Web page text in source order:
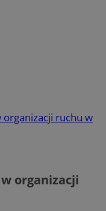
organizacji ruchu w
organizacji